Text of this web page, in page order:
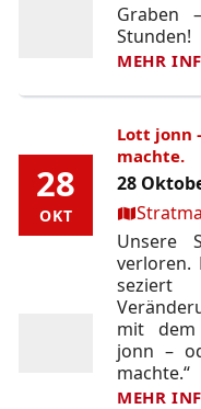
Graben
Stunden!
MEHR
28
OKT
28
OKT
Lott jonn
machte.
28
Ort:
Unsere
verloren.
mit dem
jonn –
machte.“
MEHR